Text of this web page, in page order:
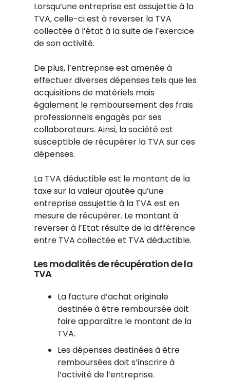
Lorsqu’une entreprise est assujettie à la
TVA, celle-ci est à reverser la TVA
collectée à l’état à la suite de l’exercice
de son activité.
De plus, l’entreprise est amenée à
effectuer diverses dépenses tels que les
acquisitions de matériels mais
également le remboursement des frais
professionnels engagés par ses
collaborateurs. Ainsi, la société est
susceptible de récupérer la TVA sur ces
dépenses.
La TVA déductible est le montant de la
taxe sur la valeur ajoutée qu’une
entreprise assujettie à la TVA est en
mesure de récupérer. Le montant à
reverser à l’Etat résulte de la différence
entre TVA collectée et TVA déductible.
Les modalités de récupération de la
TVA
La facture d’achat originale
destinée à être remboursée doit
faire apparaître le montant de la
TVA.
Les dépenses destinées à être
remboursées doit s’inscrire à
l’activité de l’entreprise.